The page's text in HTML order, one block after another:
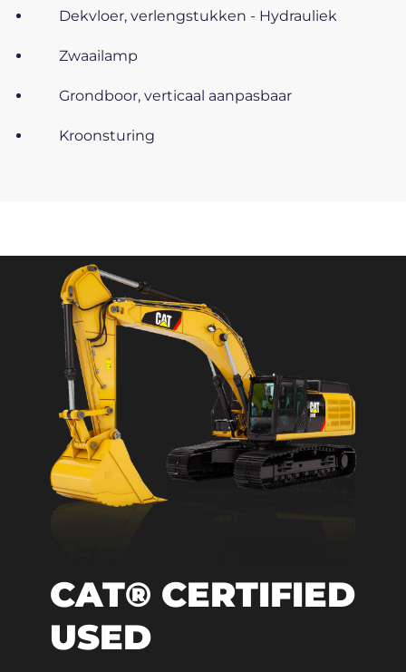
Dekvloer, verlengstukken - Hydrauliek
Zwaailamp
Grondboor, verticaal aanpasbaar
Kroonsturing
CAT® CERTIFIED
USED